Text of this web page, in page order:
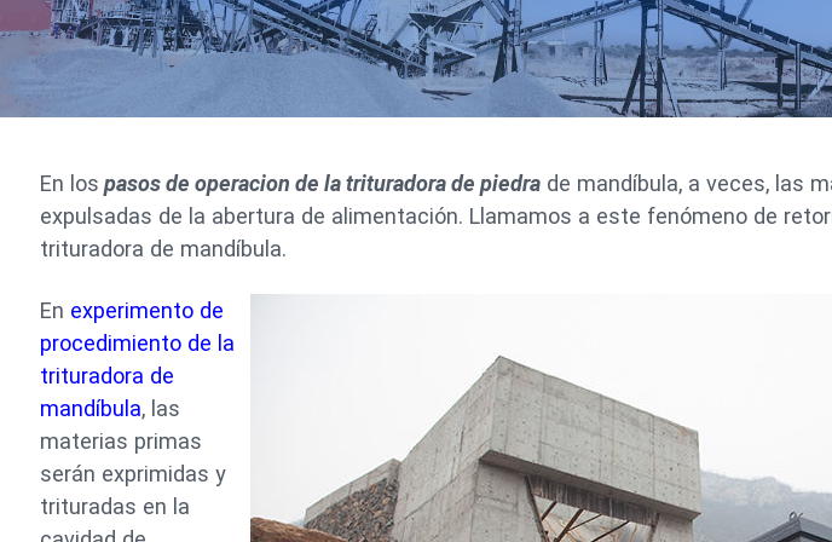
En los pasos de operacion de la trituradora de piedra de mandíbula, a veces, las
expulsadas de la abertura de alimentación. Llamamos a este fenómeno de
trituradora de mandíbula.
En experimento de
procedimiento de la
trituradora de
mandíbula, las
materias primas
serán exprimidas y
trituradas en la